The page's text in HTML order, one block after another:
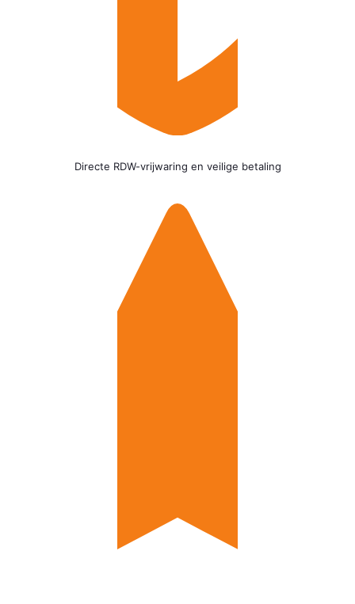
Directe RDW-vrijwaring en veilige betaling